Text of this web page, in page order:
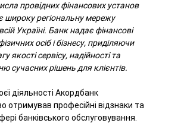
провідних фінансових установ
широку регіональну мережу
Україні. Банк надає фінансові
осіб і бізнесу, приділяючи
якості сервісу, надійності та
сучасних рішень для клієнтів.
діяльності Акордбанк
отримував професійні відзнаки та
банківського обслуговування.